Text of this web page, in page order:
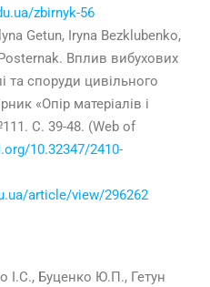
zbirnyk-56
Getun, Iryna Bezklubenko,
Вплив вибухових
та споруди цивільного
«Опір матеріалів і
С. 39-48. (Web of
10.32347/2410-
article/view/296262
І.С., Буценко Ю.П., Гетун